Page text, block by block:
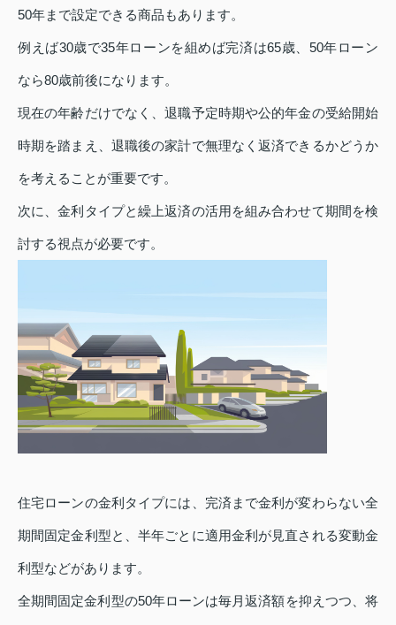
50年まで設定できる商品もあります。
例えば30歳で35年ローンを組めば完済は65歳、50年ローン
なら80歳前後になります。
現在の年齢だけでなく、退職予定時期や公的年金の受給開始
時期を踏まえ、退職後の家計で無理なく返済できるかどうか
を考えることが重要です。
次に、金利タイプと繰上返済の活用を組み合わせて期間を検
討する視点が必要です。
住宅ローンの金利タイプには、完済まで金利が変わらない全
期間固定金利型と、半年ごとに適用金利が見直される変動金
利型などがあります。
全期間固定金利型の50年ローンは毎月返済額を抑えつつ、将